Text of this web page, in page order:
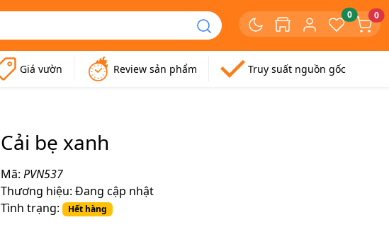
0 0
Giá vườn Review sản phẩm Truy suất nguồn gốc
Cải bẹ xanh
Mã: PVN537
Thương hiệu: Đang cập nhật
Tình trạng:
Hết hàng